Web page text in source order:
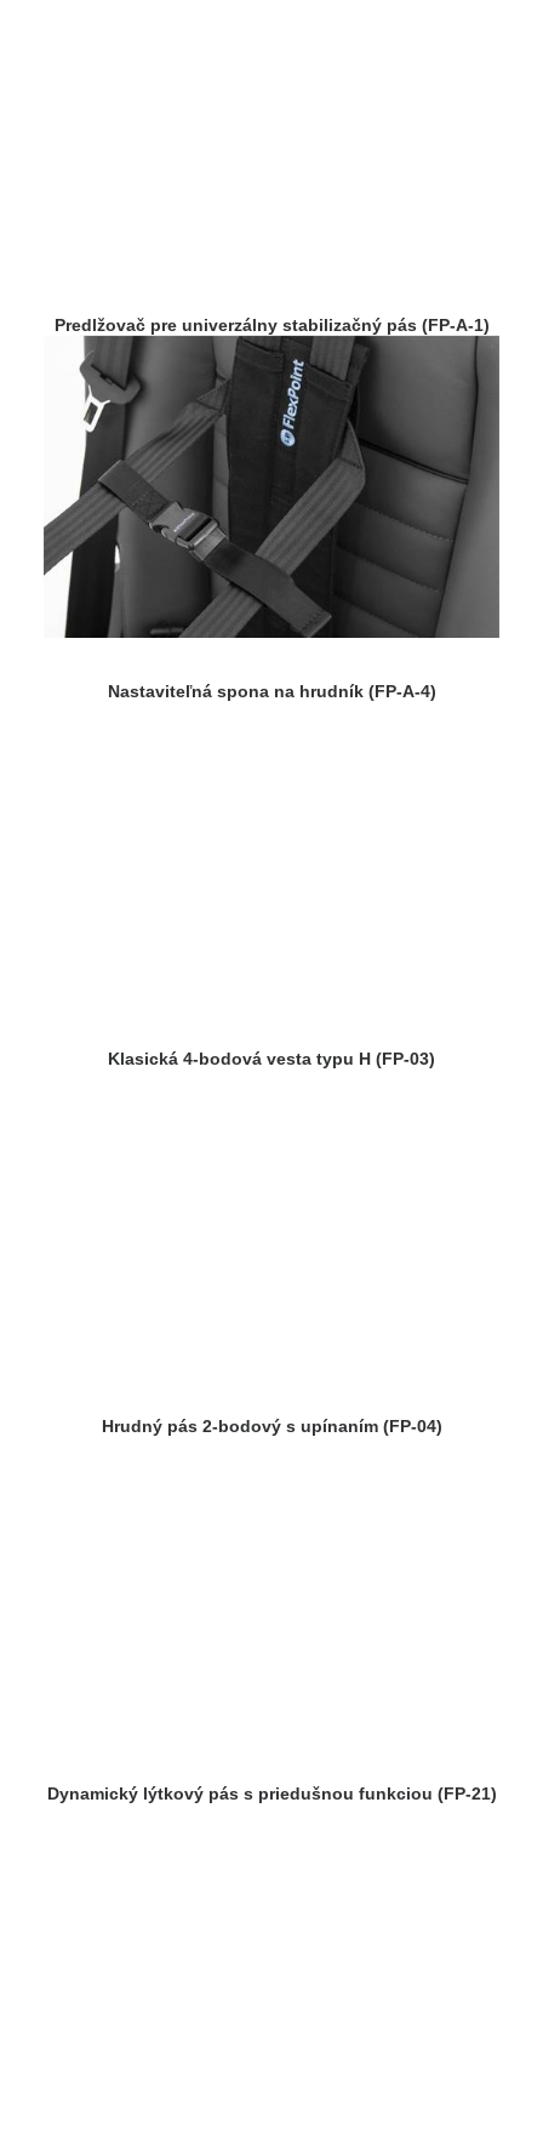
Predlžovač pre univerzálny stabilizačný pás (FP-A-1)
Nastaviteľná spona na hrudník (FP-A-4)
Klasická 4-bodová vesta typu H (FP-03)
Hrudný pás 2-bodový s upínaním (FP-04)
Dynamický lýtkový pás s priedušnou funkciou (FP-21)